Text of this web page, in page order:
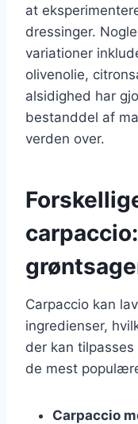
at
dressinger.
variationer
olivenolie,
alsidighed har
bestanddel af
verden over.
Carpaccio kan
ingredienser,
der kan
de mest
Carpaccio